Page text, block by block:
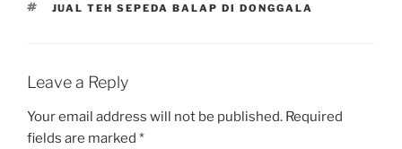
TAGS
JUAL TEH SEPEDA BALAP DI DONGGALA
Leave a Reply
Your email address will not be published. Required
fields are marked *